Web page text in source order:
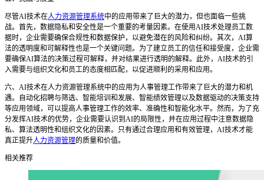
尽管AI技术在人力资源管理系统中的应用带来了巨大的潜力，但也面临一些挑
战。首先，数据隐私和安全性是一个重要的考量因素。在使用AI技术处理员工数
据时，企业需要确保合规性和数据保护，以避免潜在的风险和纠纷。其次，AI算
法的透明度和可解释性也是一个关键问题。为了建立员工的信任和接受度，企业需
要确保AI算法的决策过程可解释，并对结果进行透明的解释。此外，AI技术的引
入需要与组织文化和员工的态度相匹配，以促进顺利的采用和应用。
六、AI技术在人力资源管理系统中的应用为人事管理工作带来了巨大的潜力和机
遇。自动化招聘与筛选、智能培训和发展、智能绩效管理以及数据驱动的决策支持
等应用领域，可以提高人事管理工作的效率、准确性和智能化水平。然而，为了充
分发挥AI技术的优势，企业需要认识到AI的局限性，并在应用过程中注意数据隐
私、算法透明性和组织文化的因素。只有通过合理应用和有效管理，AI技术才能
真正提升人力资源管理的质量和价值。
相关推荐